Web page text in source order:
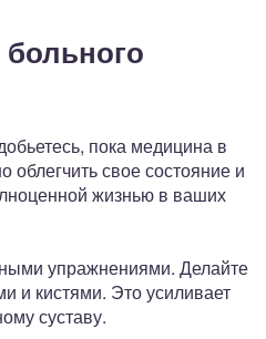
пока медицина в
облегчить свое состояние и
жизнью в ваших
упражнениями. Делайте
и кистями. Это усиливает
суставу.